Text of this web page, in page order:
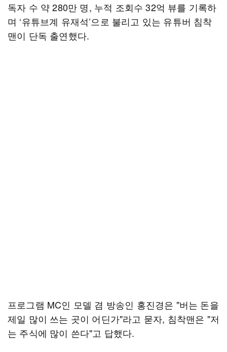
독자 수 약 280만 명, 누적 조회수 32억 뷰를 기록하
며 ‘유튜브계 유재석’으로 불리고 있는 유튜버 침착
맨이 단독 출연했다.
프로그램 MC인 모델 겸 방송인 홍진경은 "버는 돈을
제일 많이 쓰는 곳이 어딘가"라고 묻자, 침착맨은 "저
는 주식에 많이 쓴다"고 답했다.